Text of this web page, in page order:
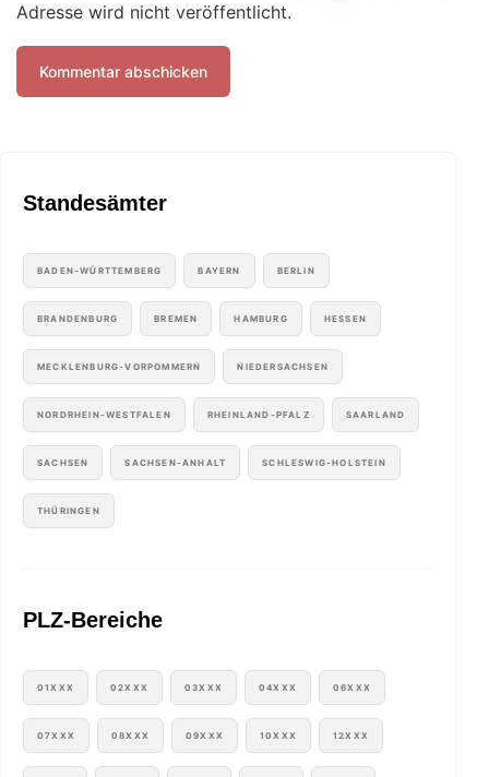
Adresse wird nicht veröffentlicht.
Standesämter
BADEN-WÜRTTEMBERG BAYERN BERLIN
BRANDENBURG BREMEN HAMBURG HESSEN
MECKLENBURG-VORPOMMERN NIEDERSACHSEN
NORDRHEIN-WESTFALEN RHEINLAND-PFALZ SAARLAND
SACHSEN SACHSEN-ANHALT SCHLESWIG-HOLSTEIN
THÜRINGEN
PLZ-Bereiche
01XXX 02XXX 03XXX 04XXX 06XXX
07XXX 08XXX 09XXX 10XXX 12XXX